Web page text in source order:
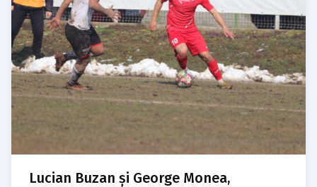
Lucian Buzan și George Monea,